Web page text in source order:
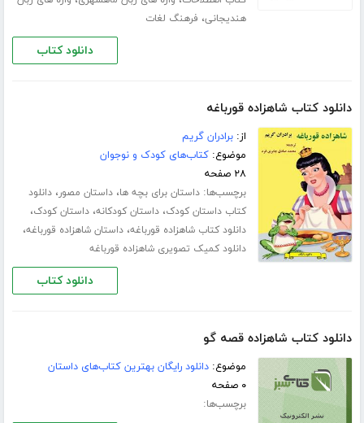
هندیجانی، فرهنگ لغات
دانلود کتاب
دانلود کتاب شاهزاده قورباغه
از:برادران گریم
موضوع:کتاب‌های کودک و نوجوان
۲۸ صفحه
برچسب‌ها:داستان برای بچه ها،داستان مصور،دانلود
کتاب داستان کودک،داستان کودکانه،داستان کودک،
دانلود کتاب شاهزاده قورباغه،داستان شاهزاده قورباغه،
دانلود کمیک تصویری شاهزاده قورباغه
دانلود کتاب
دانلود کتاب شاهزاده قصه گو
موضوع:دانلود رایگان بهترین کتاب‌های داستان
۰ صفحه
برچسب‌ها: